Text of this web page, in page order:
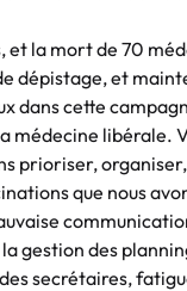
et la mort de 70
dépistage, et
dans cette
médecine libérale.
prioriser,
que nous
gestion des
secrétaires,